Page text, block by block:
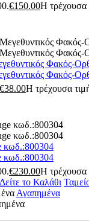
€150.00Η τρέχουσα
Φακός-
Φακός-
€38.00Η τρέχουσα
κωδ.:800304
κωδ.:800304
€230.00Η τρέχουσα
Δείτε το Καλάθι
Αγαπημένα